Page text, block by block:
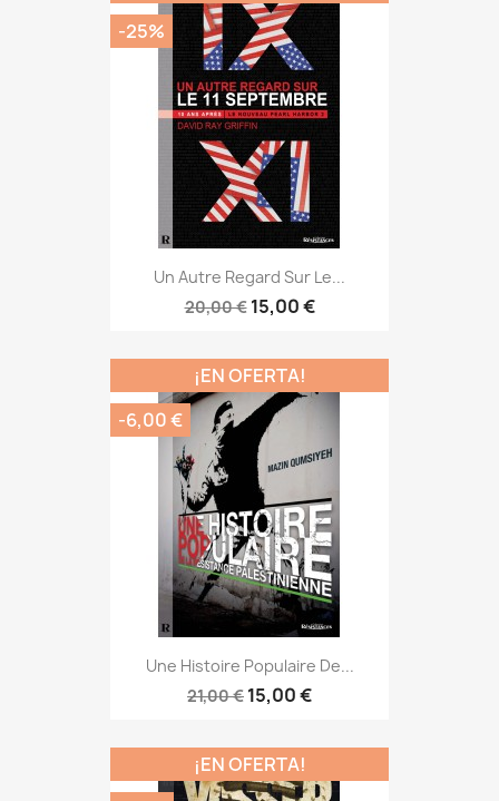
Un Autre Regard Sur Le...
20,00 € 15,00 €
-25%
Une Histoire Populaire De...
21,00 € 15,00 €
¡EN OFERTA!
-6,00 €
¡EN OFERTA!